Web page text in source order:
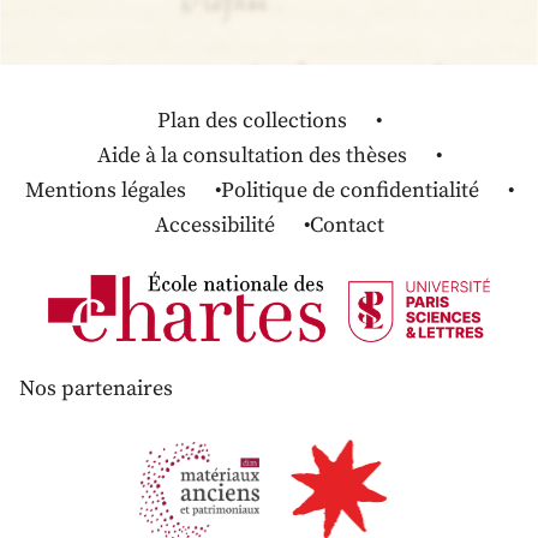
Plan des collections
Aide à la consultation des thèses
Mentions légales
Politique de confidentialité
Accessibilité
Contact
Nos partenaires